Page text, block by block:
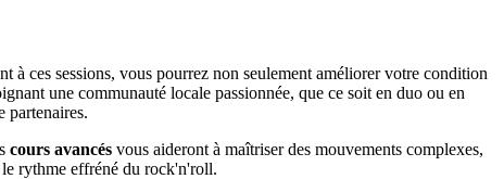
à ces sessions, vous pourrez non seulement améliorer votre condition
une communauté locale passionnée, que ce soit en duo ou en
partenaires.
cours avancés vous aideront à maîtriser des mouvements complexes,
rythme effréné du rock'n'roll.